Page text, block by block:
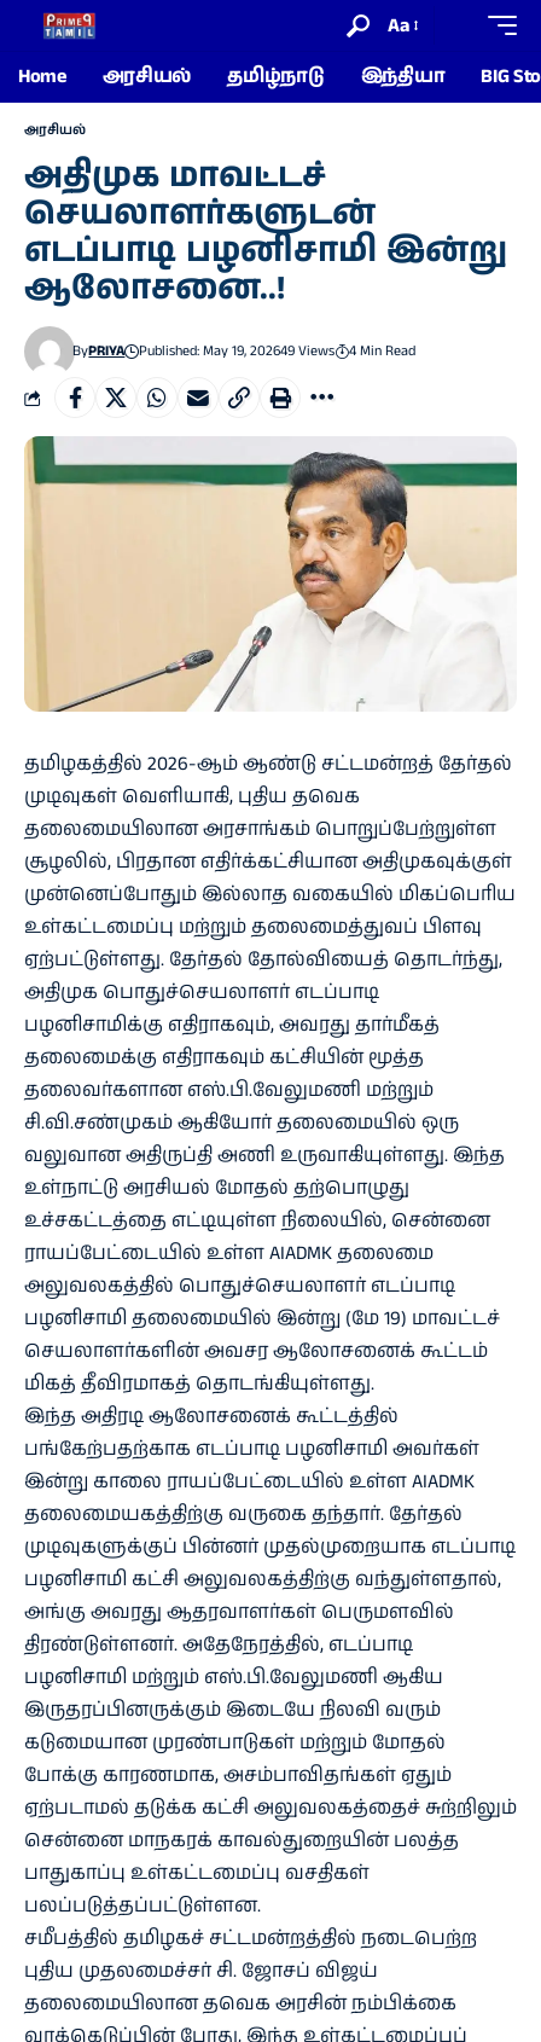
Aa
Home
அரசியல் தமிழ்நாடு இந்தியா BIG
அரசியல்
அதிமுக மாவட்டச்
செயலாளர்களுடன்
எடப்பாடி பழனிசாமி இன்று
ஆலோசனை..!
ByPRIYA Published: May 19, 202649 Views 4 Min Read
தமிழகத்தில் 2026-ஆம் ஆண்டு சட்டமன்றத் தேர்தல்
முடிவுகள் வெளியாகி, புதிய தவெக
தலைமையிலான அரசாங்கம் பொறுப்பேற்றுள்ள
சூழலில், பிரதான எதிர்க்கட்சியான அதிமுகவுக்குள்
முன்னெப்போதும் இல்லாத வகையில் மிகப்பெரிய
உள்கட்டமைப்பு மற்றும் தலைமைத்துவப் பிளவு
ஏற்பட்டுள்ளது. தேர்தல் தோல்வியைத் தொடர்ந்து,
அதிமுக பொதுச்செயலாளர் எடப்பாடி
பழனிசாமிக்கு எதிராகவும், அவரது தார்மீகத்
தலைமைக்கு எதிராகவும் கட்சியின் மூத்த
தலைவர்களான எஸ்.பி.வேலுமணி மற்றும்
சி.வி.சண்முகம் ஆகியோர் தலைமையில் ஒரு
வலுவான அதிருப்தி அணி உருவாகியுள்ளது. இந்த
உள்நாட்டு அரசியல் மோதல் தற்பொழுது
உச்சகட்டத்தை எட்டியுள்ள நிலையில், சென்னை
ராயப்பேட்டையில் உள்ள AIADMK தலைமை
அலுவலகத்தில் பொதுச்செயலாளர் எடப்பாடி
பழனிசாமி தலைமையில் இன்று (மே 19) மாவட்டச்
செயலாளர்களின் அவசர ஆலோசனைக் கூட்டம்
மிகத் தீவிரமாகத் தொடங்கியுள்ளது.
இந்த அதிரடி ஆலோசனைக் கூட்டத்தில்
பங்கேற்பதற்காக எடப்பாடி பழனிசாமி அவர்கள்
இன்று காலை ராயப்பேட்டையில் உள்ள AIADMK
தலைமையகத்திற்கு வருகை தந்தார். தேர்தல்
முடிவுகளுக்குப் பின்னர் முதல்முறையாக எடப்பாடி
பழனிசாமி கட்சி அலுவலகத்திற்கு வந்துள்ளதால்,
அங்கு அவரது ஆதரவாளர்கள் பெருமளவில்
திரண்டுள்ளனர். அதேநேரத்தில், எடப்பாடி
பழனிசாமி மற்றும் எஸ்.பி.வேலுமணி ஆகிய
இருதரப்பினருக்கும் இடையே நிலவி வரும்
கடுமையான முரண்பாடுகள் மற்றும் மோதல்
போக்கு காரணமாக, அசம்பாவிதங்கள் ஏதும்
ஏற்படாமல் தடுக்க கட்சி அலுவலகத்தைச் சுற்றிலும்
சென்னை மாநகரக் காவல்துறையின் பலத்த
பாதுகாப்பு உள்கட்டமைப்பு வசதிகள்
பலப்படுத்தப்பட்டுள்ளன.
சமீபத்தில் தமிழகச் சட்டமன்றத்தில் நடைபெற்ற
புதிய முதலமைச்சர் சி. ஜோசப் விஜய்
தலைமையிலான தவெக அரசின் நம்பிக்கை